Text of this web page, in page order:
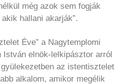
még azok sem fogják
hallani akarják”.
Éve” a Nagytemplomi
István elnök-lelkipásztor arról
az istentisztelet
alkalom, amikor megélik